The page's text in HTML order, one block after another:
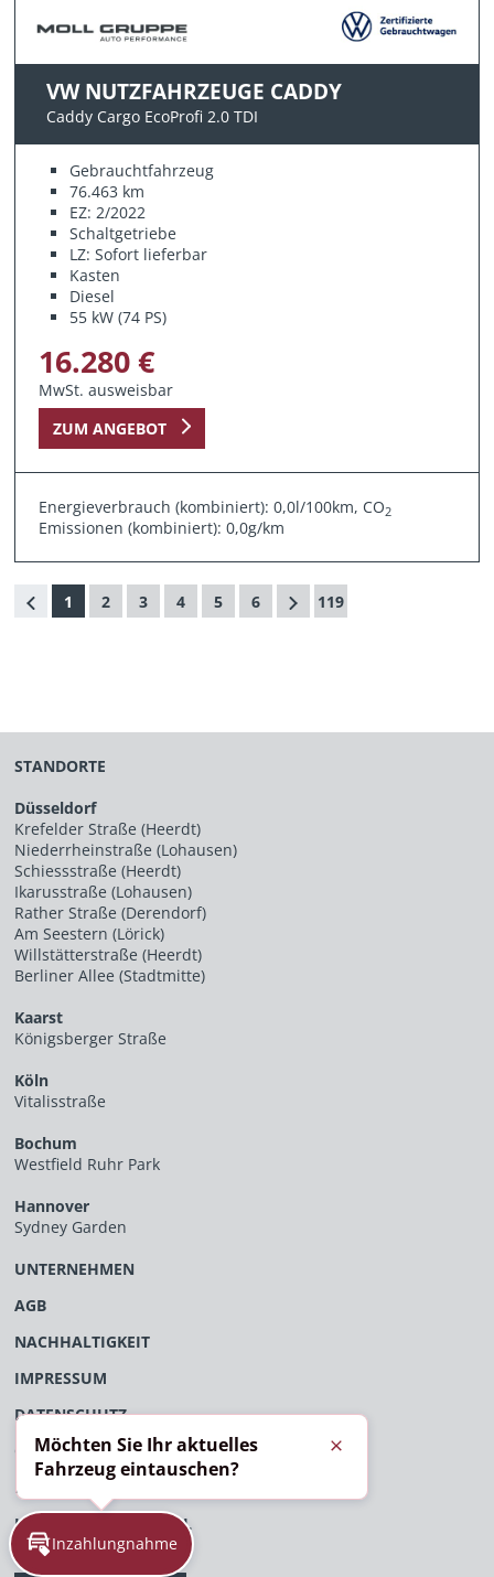
VW NUTZFAHRZEUGE CADDY
Caddy Cargo EcoProfi 2.0 TDI
Gebrauchtfahrzeug
76.463 km
EZ: 2/2022
Schaltgetriebe
LZ: Sofort lieferbar
Kasten
Diesel
55 kW (74 PS)
16.280 €
MwSt. ausweisbar
ZUM ANGEBOT
Energieverbrauch (kombiniert): 0,0l/100km, CO2
Emissionen (kombiniert): 0,0g/km
1 2 3 4 5 6 119
STANDORTE
Düsseldorf
Krefelder Straße (Heerdt)
Niederrheinstraße (Lohausen)
Schiessstraße (Heerdt)
Ikarusstraße (Lohausen)
Rather Straße (Derendorf)
Am Seestern (Lörick)
Willstätterstraße (Heerdt)
Berliner Allee (Stadtmitte)
Kaarst
Königsberger Straße
Köln
Vitalisstraße
Bochum
Westfield Ruhr Park
Hannover
Sydney Garden
UNTERNEHMEN
AGB
NACHHALTIGKEIT
IMPRESSUM
DATENSCHUTZ
ÖFFENTLICHES VERFAHRENSVERZEICHNIS
EU-DATENVERORDNUNG
HINWEISGEBERPORTAL
Inzahlungnahme
Möchten Sie Ihr aktuelles
Fahrzeug eintauschen?
Schließen